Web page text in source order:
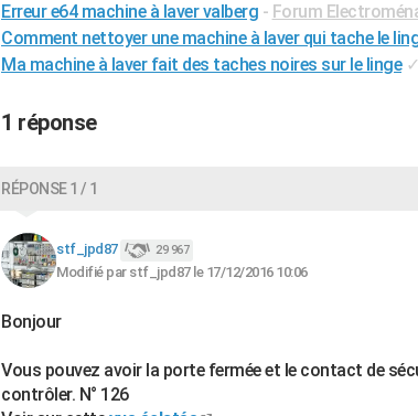
Erreur e64 machine à laver valberg - Forum
Comment nettoyer une machine à laver qui tache le
Ma machine à laver fait des taches noires sur le linge ✓
1 réponse
RÉPONSE 1 / 1
stf_jpd87 29 967
Modifié par stf_jpd87 le 17/12/2016 10:06
Bonjour
Vous pouvez avoir la porte fermée et le contact de
contrôler. N° 126